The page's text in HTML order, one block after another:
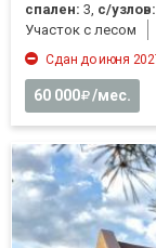
спален: 3, с/узлов:
Участок с лесом
Сдан до июня
60 000 /мес.